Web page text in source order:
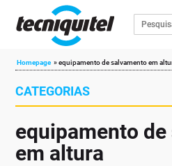
Homepage »equipamento de salvamento em
CATEGORIAS
equipamento
em altura